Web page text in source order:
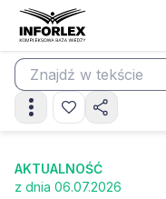
AKTUALNOŚĆ
z dnia 06.07.2026